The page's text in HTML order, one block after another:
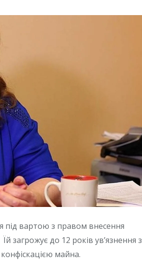
під вартою з правом внесення
загрожує до 12 років ув’язнення з
майна.